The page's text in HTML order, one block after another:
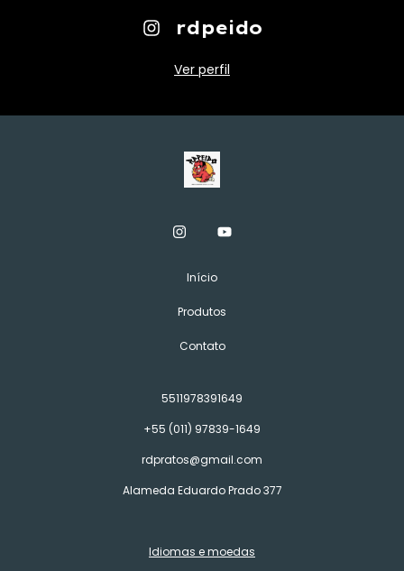
rdpeido
Ver perfil
Início
Produtos
Contato
5511978391649
+55 (011) 97839-1649
rdpratos@gmail.com
Alameda Eduardo Prado 377
Idiomas e moedas